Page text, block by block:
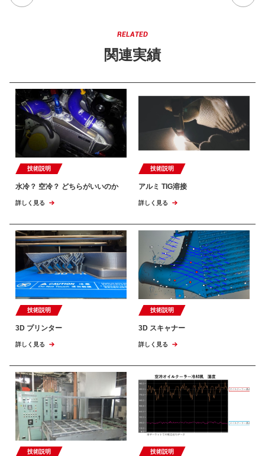
関連実績
技術説明
水冷？ 空冷？ どちらがいいのか
詳しく見る
技術説明
アルミ TIG溶接
詳しく見る
技術説明
3D プリンター
詳しく見る
技術説明
3D スキャナー
詳しく見る
技術説明 技術説明